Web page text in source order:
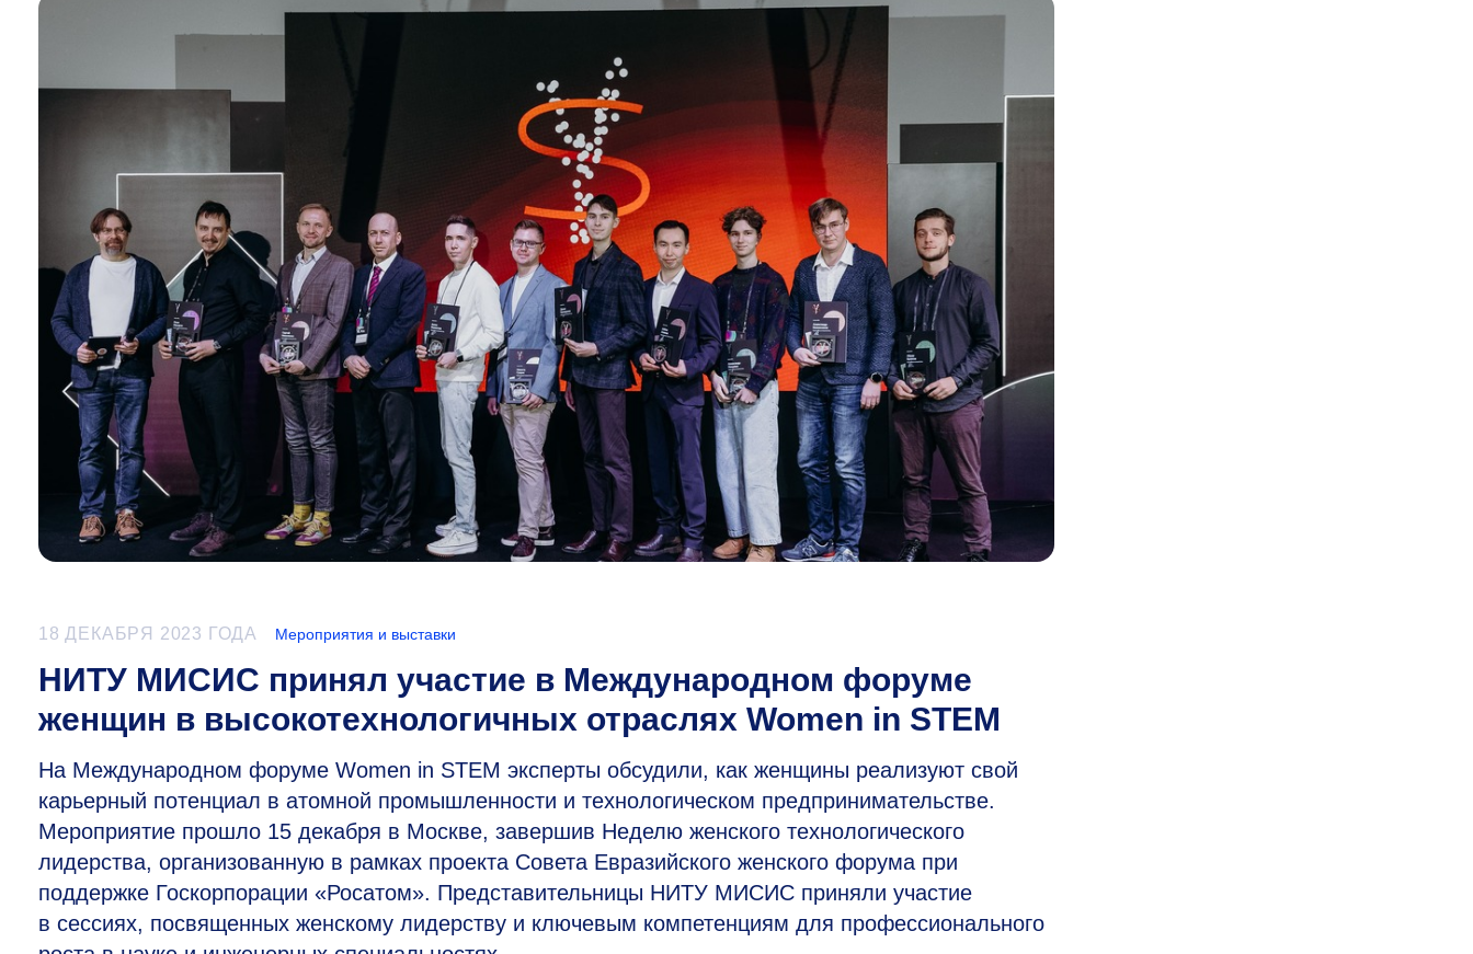
18 ДЕКАБРЯ 2023 ГОДА Мероприятия и выставки
НИТУ МИСИС принял участие в Международном форуме
женщин в высокотехнологичных отраслях Women in STEM
На Международном форуме Women in STEM эксперты обсудили, как женщины реализуют свой
карьерный потенциал в атомной промышленности и технологическом предпринимательстве.
Мероприятие прошло 15 декабря в Москве, завершив Неделю женского технологического
лидерства, организованную в рамках проекта Совета Евразийского женского форума при
поддержке Госкорпорации «Росатом». Представительницы НИТУ МИСИС приняли участие
в сессиях, посвященных женскому лидерству и ключевым компетенциям для профессионального